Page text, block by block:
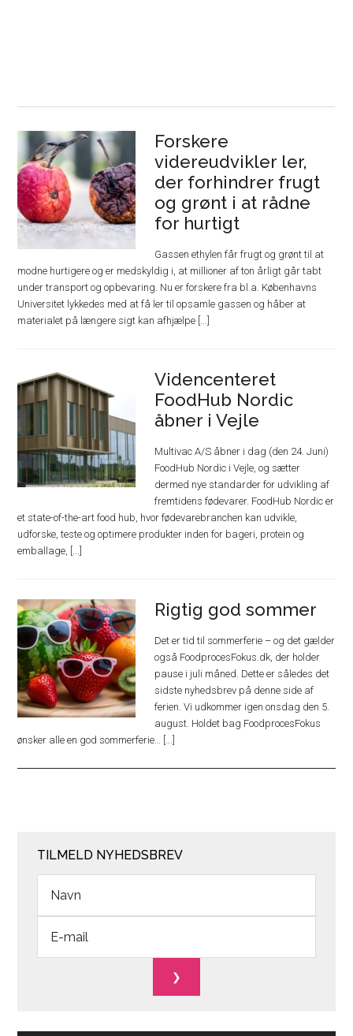
Forskere
videreudvikler ler,
der forhindrer frugt
og grønt i at rådne
for hurtigt
Gassen ethylen får frugt og grønt til at
modne hurtigere og er medskyldig i, at millioner af ton årligt går tabt
under transport og opbevaring. Nu er forskere fra bl.a. Københavns
Universitet lykkedes med at få ler til opsamle gassen og håber at
materialet på længere sigt kan afhjælpe [...]
Videncenteret
FoodHub Nordic
åbner i Vejle
Multivac A/S åbner i dag (den 24. Juni)
FoodHub Nordic i Vejle, og sætter
dermed nye standarder for udvikling af
fremtidens fødevarer. FoodHub Nordic er
et state-of-the-art food hub, hvor fødevarebranchen kan udvikle,
udforske, teste og optimere produkter inden for bageri, protein og
emballage, [...]
Rigtig god sommer
Det er tid til sommerferie – og det gælder
også FoodprocesFokus.dk, der holder
pause i juli måned. Dette er således det
sidste nyhedsbrev på denne side af
ferien. Vi udkommer igen onsdag den 5.
august. Holdet bag FoodprocesFokus
ønsker alle en god sommerferie… [...]
TILMELD NYHEDSBREV